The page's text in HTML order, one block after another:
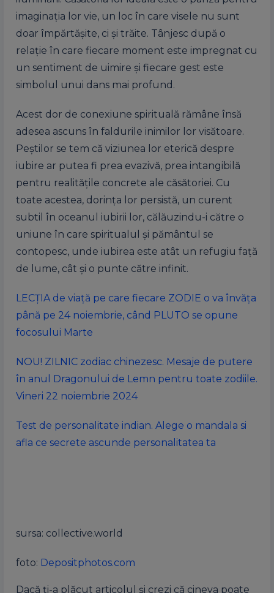
imaginația lor vie, un loc în care visele nu sunt
doar împărtășite, ci și trăite. Tânjesc după o
relație în care fiecare moment este impregnat cu
un sentiment de uimire și fiecare gest este
simbolul unui dans mai profund.
Acest dor de conexiune spirituală rămâne însă
adesea ascuns în faldurile inimilor lor visătoare.
Peștilor se tem că viziunea lor eterică despre
iubire ar putea fi prea evazivă, prea intangibilă
pentru realitățile concrete ale căsătoriei. Cu
toate acestea, dorința lor persistă, un curent
subtil în oceanul iubirii lor, călăuzindu-i către o
uniune în care spiritualul și pământul se
contopesc, unde iubirea este atât un refugiu față
de lume, cât și o punte către infinit.
LECȚIA de viață pe care fiecare ZODIE o va învăța
până pe 24 noiembrie, când PLUTO se opune
focosului Marte
NOU! ZILNIC zodiac chinezesc. Mesaje de putere
în anul Dragonului de Lemn pentru toate zodiile.
Vineri 22 noiembrie 2024
Test de personalitate indian. Alege o mandala si
afla ce secrete ascunde personalitatea ta
sursa: collective.world
foto: Depositphotos.com
Dacă ți-a plăcut articolul și crezi că cineva poate